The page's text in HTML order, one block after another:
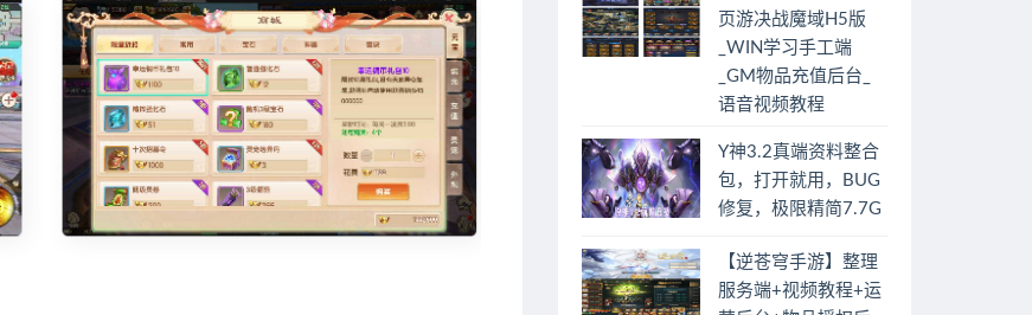
页游决战魔域H5版
_WIN学习手工端
_GM物品充值后台_
语音视频教程
Y神3.2真端资料整合
包，打开就用，BUG
修复，极限精简7.7G
【逆苍穹手游】整理
服务端+视频教程+运